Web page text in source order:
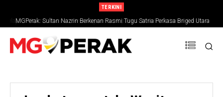
TERKINI
MGPerak: Sultan Nazrin Berkenan Rasmi Tugu Satria Perkasa Briged Utara
PGA